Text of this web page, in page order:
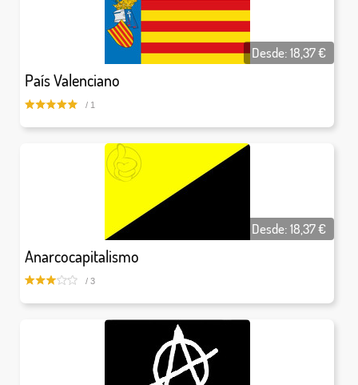
País Valenciano
Desde:18,37€
/ 1
Anarcocapitalismo
Desde:18,37€
/ 3